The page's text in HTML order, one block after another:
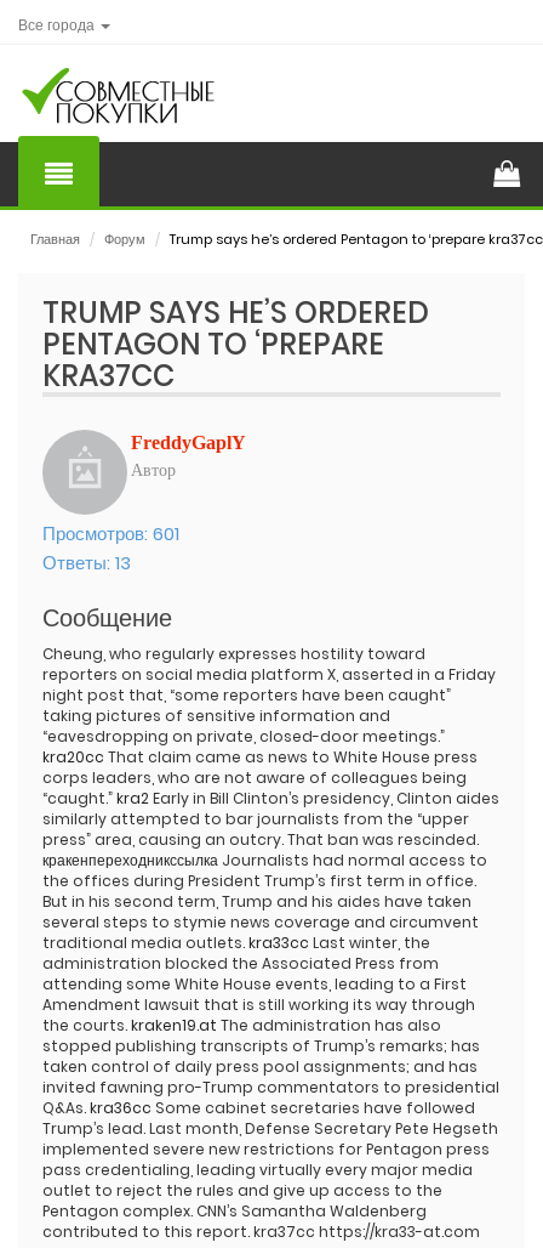
Все города
Главная / Форум / Trump says he’s ordered Pentagon to ‘prepare kra37cc
TRUMP SAYS HE’S ORDERED
PENTAGON TO ‘PREPARE
KRA37CC
FreddyGaplY
Автор
Просмотров: 601
Ответы: 13
Сообщение
Cheung, who regularly expresses hostility toward
reporters on social media platform X, asserted in a Friday
night post that, “some reporters have been caught”
taking pictures of sensitive information and
“eavesdropping on private, closed-door meetings.”
kra20cc That claim came as news to White House press
corps leaders, who are not aware of colleagues being
“caught.”kra2Early in Bill Clinton’s presidency, Clinton aides
similarly attempted to bar journalists from the “upper
press” area, causing an outcry. That ban was rescinded.
кракенпереходникссылка Journalists had normal access to
the offices during President Trump’s first term in office.
But in his second term, Trump and his aides have taken
several steps to stymie news coverage and circumvent
traditional media outlets.kra33cc Last winter, the
administration blocked the Associated Press from
attending some White House events, leading to a First
Amendment lawsuit that is still working its way through
the courts.kraken19.at The administration has also
stopped publishing transcripts of Trump’s remarks; has
taken control of daily press pool assignments; and has
invited fawning pro-Trump commentators to presidential
Q&As.kra36cc Some cabinet secretaries have followed
Trump’s lead. Last month, Defense Secretary Pete Hegseth
implemented severe new restrictions for Pentagon press
pass credentialing, leading virtually every major media
outlet to reject the rules and give up access to the
Pentagon complex. CNN’s Samantha Waldenberg
contributed to this report. kra37cc https://kra33-at.com